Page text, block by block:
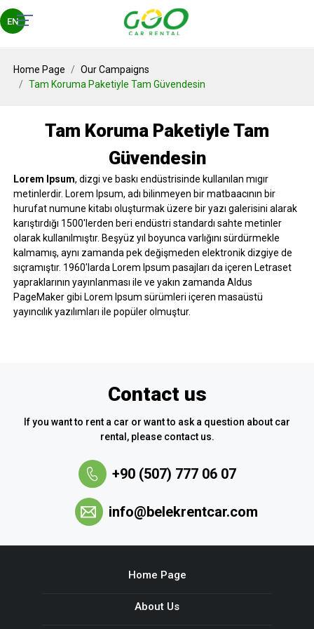
EN
Home Page
Our Campaigns
Tam Koruma Paketiyle Tam Güvendesin
Tam Koruma Paketiyle Tam
Güvendesin
Lorem Ipsum, dizgi ve baskı endüstrisinde kullanılan mıgır
metinlerdir. Lorem Ipsum, adı bilinmeyen bir matbaacının bir
hurufat numune kitabı oluşturmak üzere bir yazı galerisini alarak
karıştırdığı 1500'lerden beri endüstri standardı sahte metinler
olarak kullanılmıştır. Beşyüz yıl boyunca varlığını sürdürmekle
kalmamış, aynı zamanda pek değişmeden elektronik dizgiye de
sıçramıştır. 1960'larda Lorem Ipsum pasajları da içeren Letraset
yapraklarının yayınlanması ile ve yakın zamanda Aldus
PageMaker gibi Lorem Ipsum sürümleri içeren masaüstü
yayıncılık yazılımları ile popüler olmuştur.
Contact us
If you want to rent a car or want to ask a question about car
rental, please contact us.
+90 (507) 777 06 07
info@belekrentcar.com
Home Page
About Us